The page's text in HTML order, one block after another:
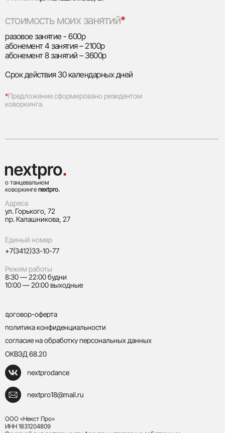
разовое занятие - 600р
абонемент 4 занятия – 2100р
абонемент 8 занятий – 3600р
Срок действия 30 календарных дней
стоимость моих занятий*
*Предложение сформировано резидентом
коворкинга
договор-оферта
nextprodance
политика конфиденциальности
согласие на обработку персональных данных
+7(3412)33-10-77
ООО «Некст Про»
ИНН 1831204809
Адреса
ул. Горького, 72
пр. Калашникова, 27
ОКВЭД 68.20
Режим работы
8:30 — 22:00 будни
10:00 — 20:00 выходные
Единый номер
о танцевальном
коворкинге nextpro.
nextpro18@mail.ru